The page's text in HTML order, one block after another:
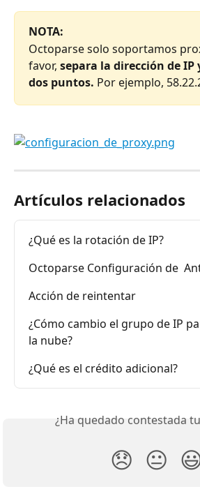
NOTA:
Octoparse solo soportamos
favor, separa la dirección de IP
dos puntos. Por ejemplo,
Artículos relacionados
¿Qué es la rotación de IP?
Octoparse Configuración de
Acción de reintentar
¿Cómo cambio el grupo de IP
la nube?
¿Qué es el crédito adicional?
¿Ha quedado contestada
😞 😐